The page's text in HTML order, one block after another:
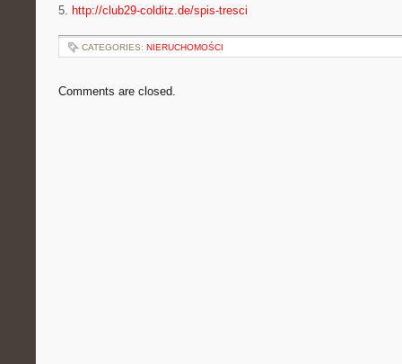
5. http://club29-colditz.de/spis-tresci
CATEGORIES: NIERUCHOMOŚCI
Comments are closed.